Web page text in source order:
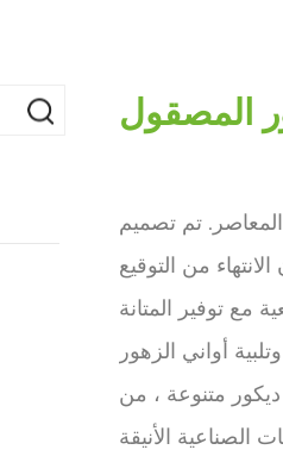
المصقول
تم تصميم
من التوقيع
مع توفير المتانة
أواني الزهور
متنوعة ، من